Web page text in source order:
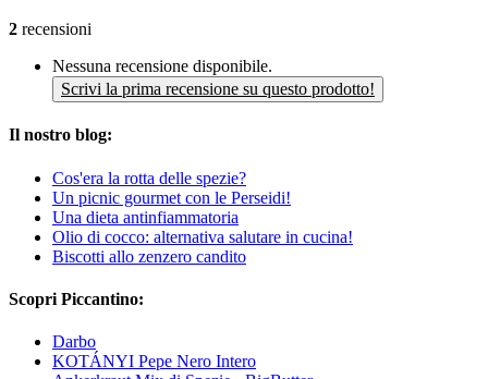
2 recensioni
Nessuna recensione disponibile.
Scrivi la prima recensione su questo prodotto!
Il nostro blog:
Cos'era la rotta delle spezie?
Un picnic gourmet con le Perseidi!
Una dieta antinfiammatoria
Olio di cocco: alternativa salutare in cucina!
Biscotti allo zenzero candito
Scopri Piccantino:
Darbo
KOTÁNYI Pepe Nero Intero